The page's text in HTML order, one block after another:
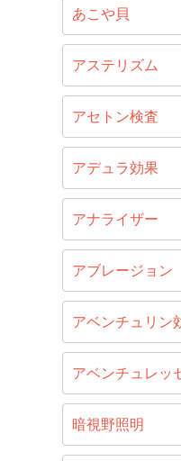
あこや貝
アステリズム
アセトン検査
アデュラ効果
アナライザー
アブレージョン
アベンチュリン
アベンチュレッ
暗視野照明